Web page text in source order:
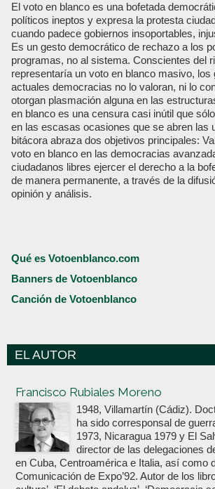
El voto en blanco es una bofetada
políticos ineptos y expresa la protesta
cuando padece gobiernos insoportables,
Es un gesto democrático de rechazo a los
programas, no al sistema. Conscientes del
representaría un voto en blanco masivo, los
actuales democracias no lo valoran, ni lo
otorgan plasmación alguna en las
en blanco es una censura casi inútil que
en las escasas ocasiones que se abren las
bitácora abraza dos objetivos principales:
voto en blanco en las democracias
ciudadanos libres ejercer el derecho a la
de manera permanente, a través de la
opinión y análisis.
Qué es Votoenblanco.com
Banners de Votoenblanco
Canción de Votoenblanco
EL AUTOR
Francisco Rubiales Moreno
1948, Villamartín (Cádiz).
ha sido corresponsal de
1973, Nicaragua 1979 y El
director de las delegaciones
en Cuba, Centroamérica e Italia, así como
Comunicación de Expo’92. Autor de los